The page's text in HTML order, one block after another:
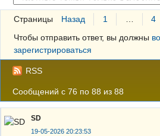
Страницы Назад 1 4
Чтобы отправить ответ, вы должны
зарегистрироваться
RSS
Сообщений с 76 по 88 из 88
SD
19-05-2026 20:23:53